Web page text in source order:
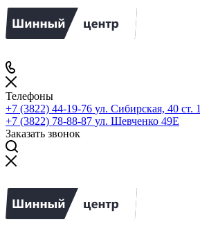
Телефоны
+7 (3822) 44-19-76 ул. Сибирская, 40 ст. 1
+7 (3822) 78-88-87 ул. Шевченко 49Е
Заказать звонок